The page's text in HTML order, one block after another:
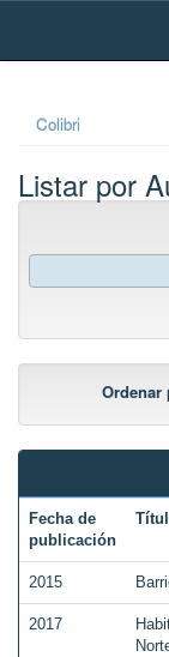
Skip
Colibri
Listar por
Ordenar
Fecha de
publicación
2015
2017